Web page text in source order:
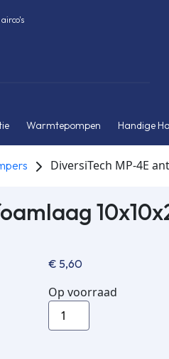
Warmtepompen Handige
DiversiTech MP-4E
€ 5,60
Op voorraad
DiversiTech
MP-